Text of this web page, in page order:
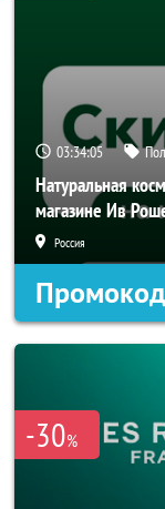
03:34:04
Натуральная
магазине Ив
Россия
Промокод
-30%